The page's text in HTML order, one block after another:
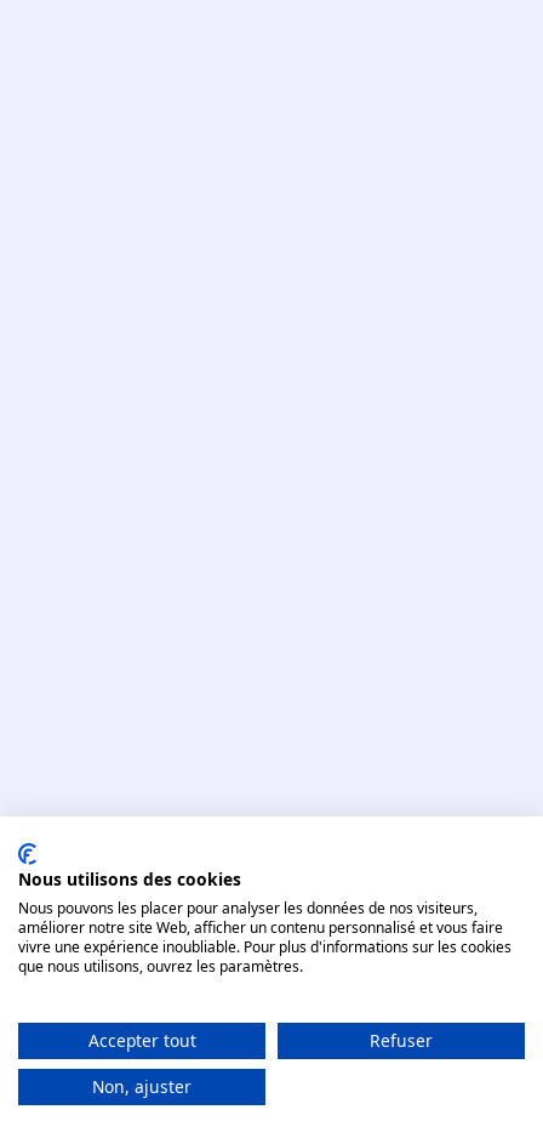
3
Financer sa formation
Nous utilisons des cookies
Nous pouvons les placer pour analyser les données de nos visiteurs,
améliorer notre site Web, afficher un contenu personnalisé et vous faire
vivre une expérience inoubliable. Pour plus d'informations sur les cookies
que nous utilisons, ouvrez les paramètres.
Accepter tout
Refuser
Non, ajuster